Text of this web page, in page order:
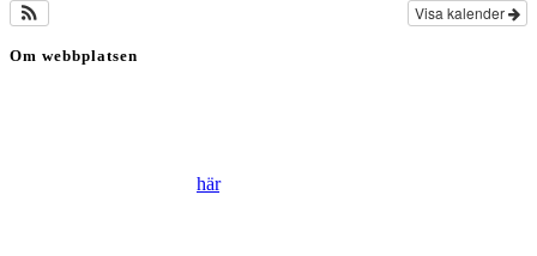
Visa kalender
Om webbplatsen
här.